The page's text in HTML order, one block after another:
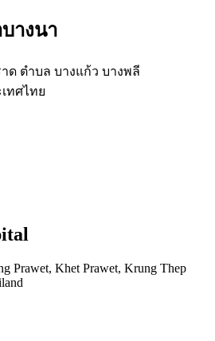
างนา
ด ตำบล บางแก้ว บางพลี
ทศไทย
Prawet, Khet Prawet, Krung Thep